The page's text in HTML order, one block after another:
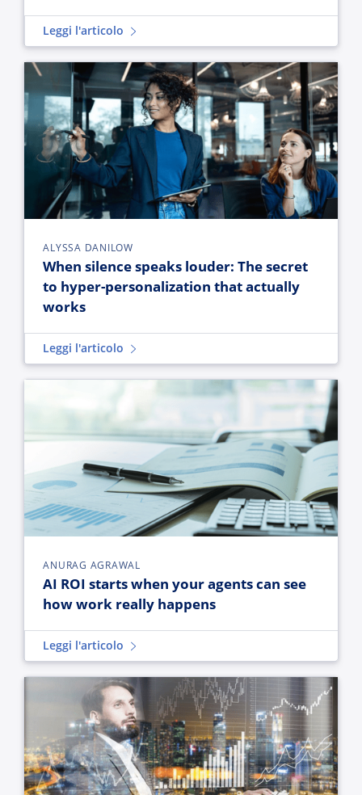
Leggi l'articolo
When silence speaks louder: The secret to hyper-
ALYSSA DANILOW
When silence speaks louder: The secret
to hyper-personalization that actually
works
Leggi l'articolo
AI ROI starts when your agents can see how work really
ANURAG AGRAWAL
AI ROI starts when your agents can see
how work really happens
Leggi l'articolo
Rethinking KYC: Beyond the race to onboard faster